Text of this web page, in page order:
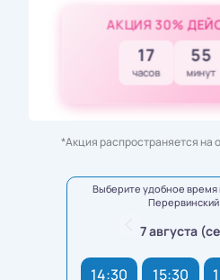
АКЦИЯ 30%
17
часов
55
минут
*Акция распространяется на
Выберите удобное время
Перервинский
7 августа
14:30 15:30